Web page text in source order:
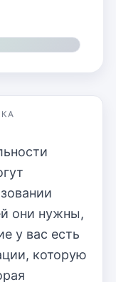
они нужны,
у вас есть
которую